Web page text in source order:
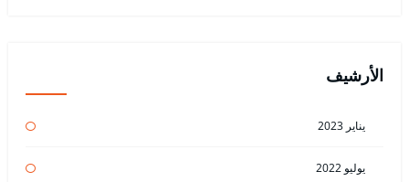
الأرشيف
يناير 2023
يوليو 2022